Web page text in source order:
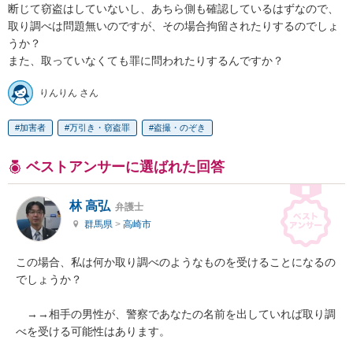
断じて窃盗はしていないし、あちら側も確認しているはずなので、
取り調べは問題無いのですが、その場合拘留されたりするのでしょ
うか？
また、取っていなくても罪に問われたりするんですか？
りんりん さん
加害者 万引き・窃盗罪 盗撮・のぞき
ベストアンサーに選ばれた回答
林 高弘 弁護士
群馬県 > 高崎市
この場合、私は何か取り調べのようなものを受けることになるの
でしょうか？
→→相手の男性が、警察であなたの名前を出していれば取り調
べを受ける可能性はあります。